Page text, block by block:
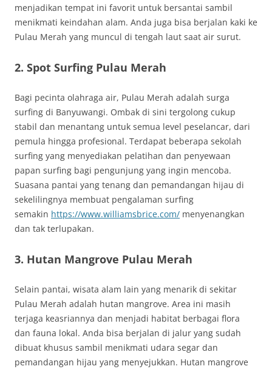
menjadikan tempat ini favorit untuk bersantai sambil
menikmati keindahan alam. Anda juga bisa berjalan kaki ke
Pulau Merah yang muncul di tengah laut saat air surut.
2. Spot Surfing Pulau Merah
Bagi pecinta olahraga air, Pulau Merah adalah surga
surfing di Banyuwangi. Ombak di sini tergolong cukup
stabil dan menantang untuk semua level peselancar, dari
pemula hingga profesional. Terdapat beberapa sekolah
surfing yang menyediakan pelatihan dan penyewaan
papan surfing bagi pengunjung yang ingin mencoba.
Suasana pantai yang tenang dan pemandangan hijau di
sekelilingnya membuat pengalaman surfing
semakin https://www.williamsbrice.com/ menyenangkan
dan tak terlupakan.
3. Hutan Mangrove Pulau Merah
Selain pantai, wisata alam lain yang menarik di sekitar
Pulau Merah adalah hutan mangrove. Area ini masih
terjaga keasriannya dan menjadi habitat berbagai flora
dan fauna lokal. Anda bisa berjalan di jalur yang sudah
dibuat khusus sambil menikmati udara segar dan
pemandangan hijau yang menyejukkan. Hutan mangrove